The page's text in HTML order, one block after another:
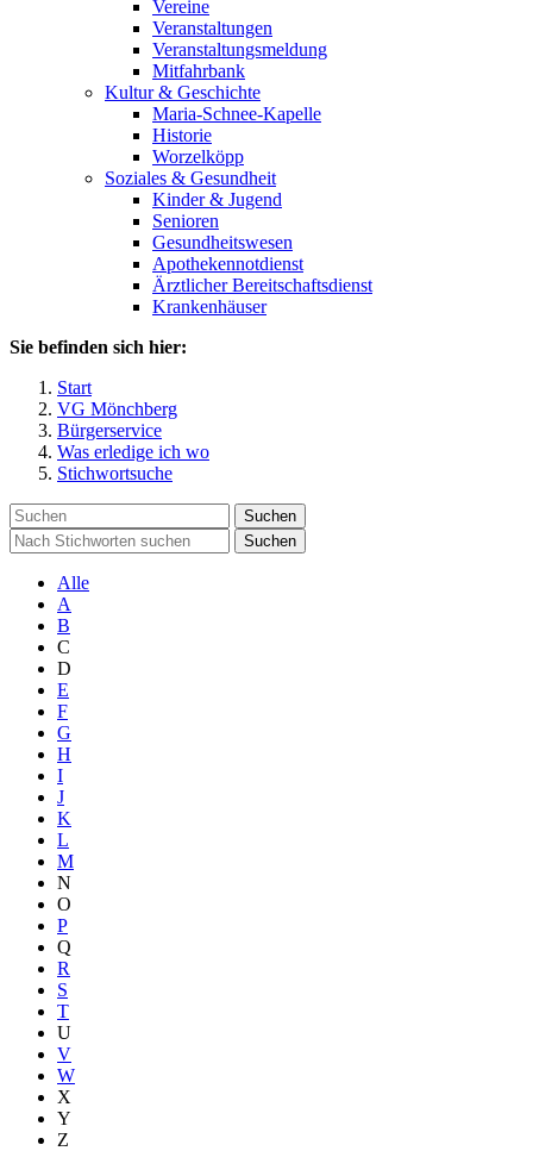
Vereine
Veranstaltungen
Veranstaltungsmeldung
Mitfahrbank
Kultur & Geschichte
Maria-Schnee-Kapelle
Historie
Worzelköpp
Soziales & Gesundheit
Kinder & Jugend
Senioren
Gesundheitswesen
Apothekennotdienst
Ärztlicher Bereitschaftsdienst
Krankenhäuser
Sie befinden sich hier:
Start
VG Mönchberg
Bürgerservice
Was erledige ich wo
Stichwortsuche
Suchen
Suchen
Alle
A
B
C
D
E
F
G
H
I
J
K
L
M
N
O
P
Q
R
S
T
U
V
W
X
Y
Z